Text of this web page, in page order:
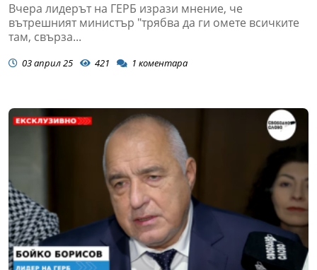
Вчера лидерът на ГЕРБ изрази мнение, че
вътрешният министър "трябва да ги омете всичките
там, свърза...
03 април 25 421 1 коментара